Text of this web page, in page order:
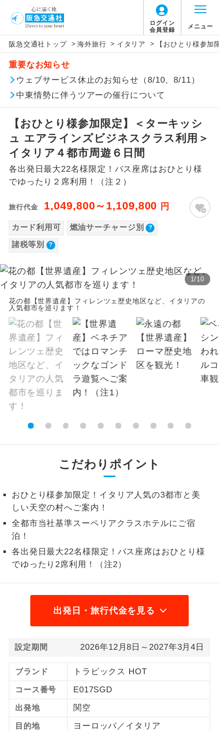
ログイン
会員登録
メニュー
阪急交通社トップ > 海外旅行 > イタリア > 【おひとり様参
重要なお知らせ
ウェブサービス休止のお知らせ（8/10、8/11）
中東情勢に伴うツアーの催行について
【おひとり様参加限定】＜ターキッシ
ュ エアラインズビジネスクラス利用＞
イタリア４都市周遊６日間
各出発日最大22名様限定！バス座席はおひとり様
でゆったり２席利用！（注２）
旅行代金 1,049,800～1,109,800 円
カード利用可 燃油サーチャージ別
諸税等別
1/10
花の都【世界遺産】フィレンツェ歴史地区など、イタリアの
人気都市を巡ります！
こだわりポイント
おひとり様参加限定！イタリア人気の3都市と美
しい天空の村へご案内！
全都市当社基準スーペリアクラスホテルにご宿
泊！
各出発日最大22名様限定！バス座席はおひとり様
でゆったり2席利用！（注2）
出発日・旅行代金を見る
設定期間 2026年12月8日～2027年3月4日
ブランド トラピックス HOT
コース番号 E017SGD
出発地 関空
目的地 ヨーロッパ／イタリア
旅行代金に燃油サーチャージは含まれており
ません。別途お支払いが必要となります。
目安：136,000円（2026/07/01現在）
※上記の燃油サーチャージは変更になる場合
があります。
旅行代金に、以下の料金は含まれておりませ
ん。別途お支払が必要となります。
【日本国内空港施設使用料】
関西国際空港
大人（12歳以上）3,310円、子供（2歳以上12
歳未満）1,660円
【旅客保安サービス料】
関西国際空港
歳未満）320円
【海外空港諸税等】
旅行代金に各国空港の旅客サービス施設使用
支払いが必要となります。料金確定後、お知
らせいたします。
このツアーは以下の出発地から追加代金でご参
加いただけます。
※リクエスト受付の場合、ご手配の可否は後日回答さ
せていただきます。
追加代金にて各地発着ありとは
当ツアーは日程表に記載の出発空港だけで
なく、各地より下記追加代金にて飛行機や
鉄道などを利用しご参加いただけます。
ご同行者様が異なる発着地をご希望の場合
は、当社予約センターまで連絡ください。
アイコン 説明
添乗員同行
往路出発空港（駅）から復路到着空港
（駅）まで同行します。
現地到着後、現地係員が同行しお世話い
たします。
バスガイド乗
務
バスガイドが乗務し、車内での観光案内
があります。
新コース 初登場のコースです。
世界遺産
ユネスコに登録されている文化遺産や自
然遺産を訪ねるコースです。
温泉 温泉地にも宿泊するコースです。
す。
大浴場
全食事付き
全てのお食事が付いていますので、お食
事の心配はいりません。（機内食を除
く）
お部屋食
お部屋にてゆっくりとお召し上がりいた
だけます。
トラベルイヤ
ホン
周りの音を気にせず、ガイドさんの説明
1名様催行
1名様から出発可能な個人型プランで
す。
加限定
スです。
1名様1室同代
金
1名様1室利用でも追加料金がかからない
ご夫婦限定
ご夫婦限定でご参加いただけるコースで
す。
女性限定でご参加いただけるコースで
す。
ご参加にあたり年齢に制限があるコース
です。
航空会社指定
利用航空会社が指定なので、ご出発の計
ホテル指定
ご紹介するホテルを指定したコースで
す。